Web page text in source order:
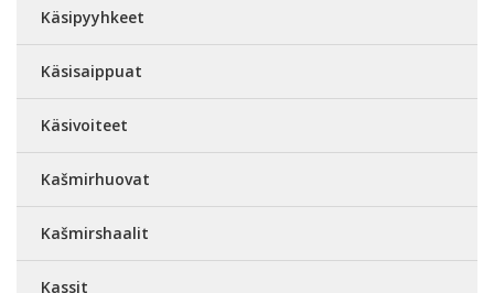
Käsipyyhkeet
Käsisaippuat
Käsivoiteet
Kašmirhuovat
Kašmirshaalit
Kassit